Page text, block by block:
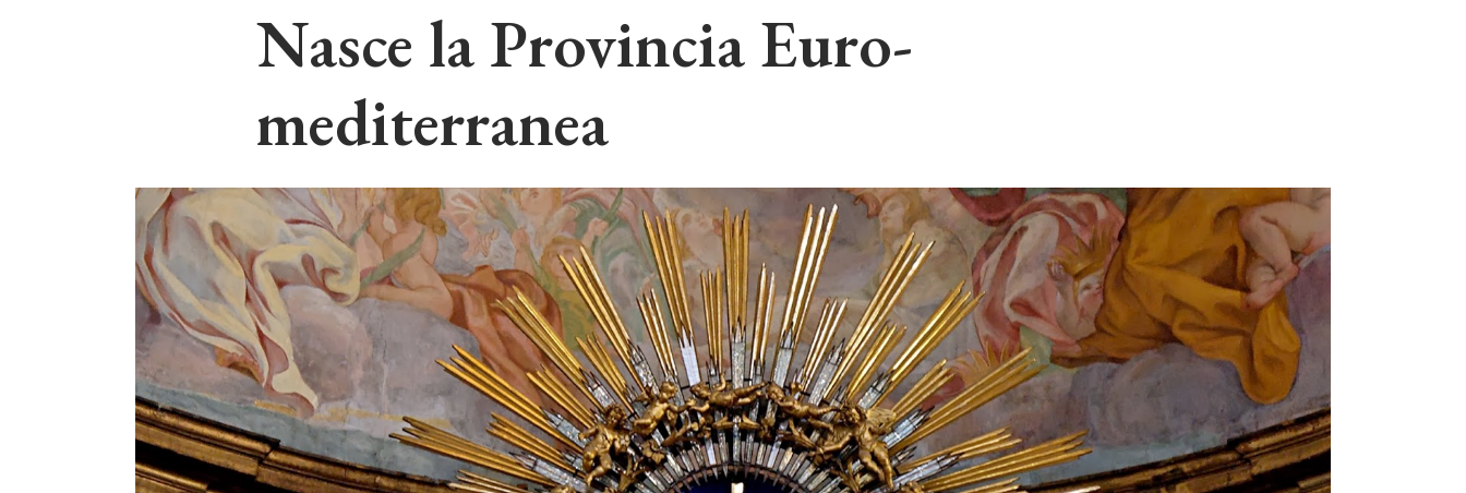
Nasce la Provincia Euro-
mediterranea